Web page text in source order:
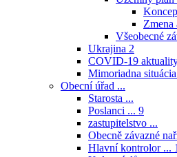
Všeobecné
Ukrajina 2
COVID-19
Mimoriadna situácia
Obecní úřad ...
Starosta ...
Poslanci ... 9
zastupitelstvo ...
Obecně závazné
Hlavní kontrolor ...